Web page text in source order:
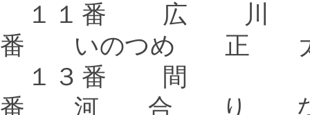
１１番 広
番 いのつめ 正
１３番
番 河 合 り